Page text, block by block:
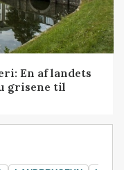
En af landets
grisene til